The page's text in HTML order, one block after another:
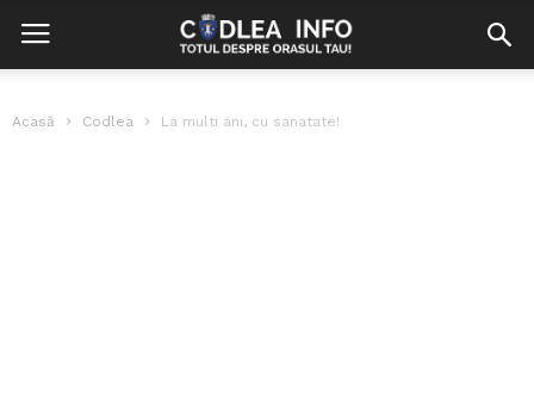
Acasă Codlea La multi ani, cu sanatate!